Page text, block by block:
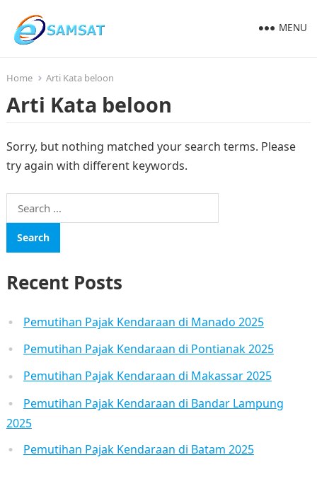
MENU
Home Arti Kata beloon
Arti Kata beloon
Sorry, but nothing matched your search terms. Please
try again with different keywords.
Search
for:
Recent Posts
Pemutihan Pajak Kendaraan di Manado 2025
Pemutihan Pajak Kendaraan di Pontianak 2025
Pemutihan Pajak Kendaraan di Makassar 2025
Pemutihan Pajak Kendaraan di Bandar Lampung
2025
Pemutihan Pajak Kendaraan di Batam 2025